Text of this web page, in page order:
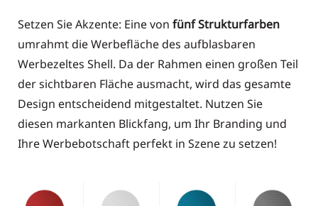
Setzen Sie Akzente: Eine von fünf Strukturfarben
umrahmt die Werbefläche des aufblasbaren
Werbezeltes Shell. Da der Rahmen einen großen Teil
der sichtbaren Fläche ausmacht, wird das gesamte
Design entscheidend mitgestaltet. Nutzen Sie
diesen markanten Blickfang, um Ihr Branding und
Ihre Werbebotschaft perfekt in Szene zu setzen!